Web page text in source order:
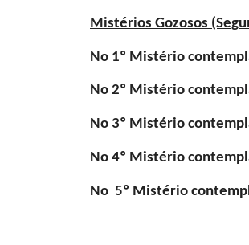
Mistérios Gozosos
No 1º Mistério
No 2º Mistério
No 3º Mistério
No 4º Mistério
No 5º Mistério